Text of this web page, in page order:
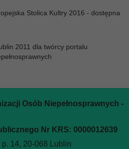
Stolica Kultry 2016 - dostępna
2011 dla twórcy portalu
Osób Niepełnosprawnych -
Nr KRS: 0000012639
14, 20-068 Lublin